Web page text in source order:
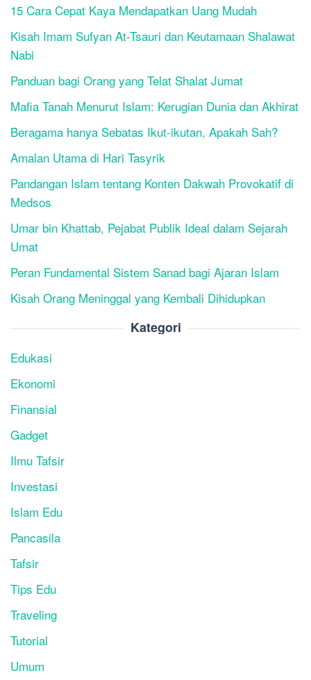
15 Cara Cepat Kaya Mendapatkan Uang Mudah
Kisah Imam Sufyan At-Tsauri dan Keutamaan Shalawat
Nabi
Panduan bagi Orang yang Telat Shalat Jumat
Mafia Tanah Menurut Islam: Kerugian Dunia dan Akhirat
Beragama hanya Sebatas Ikut-ikutan, Apakah Sah?
Amalan Utama di Hari Tasyrik
Pandangan Islam tentang Konten Dakwah Provokatif di
Medsos
Umar bin Khattab, Pejabat Publik Ideal dalam Sejarah
Umat
Peran Fundamental Sistem Sanad bagi Ajaran Islam
Kisah Orang Meninggal yang Kembali Dihidupkan
Kategori
Edukasi
Ekonomi
Finansial
Gadget
Ilmu Tafsir
Investasi
Islam Edu
Pancasila
Tafsir
Tips Edu
Traveling
Tutorial
Umum